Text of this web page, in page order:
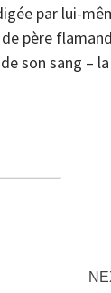
par lui-
père flamand
son sang – la